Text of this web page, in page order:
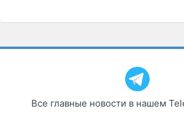
Все главные новости в нашем